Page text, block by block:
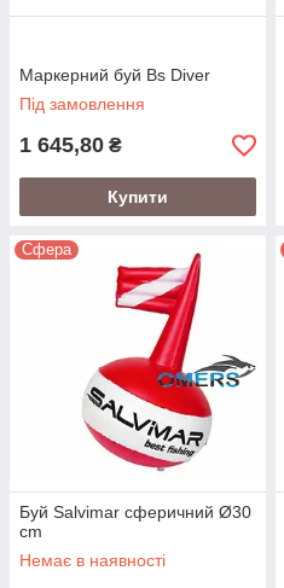
Маркерний буй Bs Diver
Під замовлення
1 645,80 ₴
Купити
Сфера
Буй Salvimar сферичний Ø30
cm
Немає в наявності